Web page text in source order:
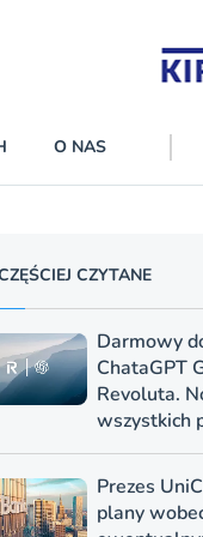
i Plus – z usługi
O NAS
CZYTANE
Darmowy
ChataGPT
Revoluta.
wszystkich
Prezes
plany